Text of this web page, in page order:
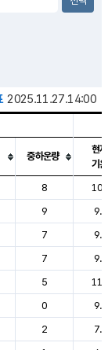
2025.11.27.14:00
압등을 안내한 표입
중하운량
현재
기온
8
9
9.9
7
9.6
7
9.8
5
0
9.0
2
7.4